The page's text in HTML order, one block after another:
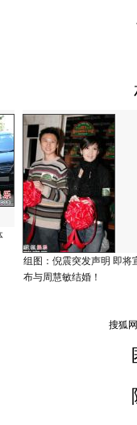
组图：倪震突发声明 即将
布与周慧敏结婚！